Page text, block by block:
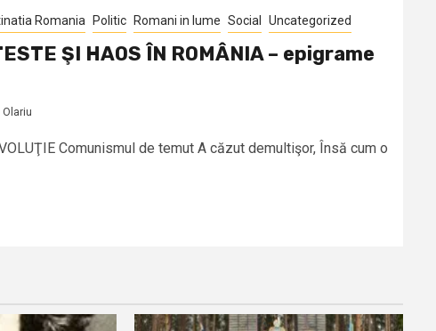
Romania Politic Romani in lume Social Uncategorized
ŞI HAOS ÎN ROMÂNIA – epigrame
Olariu
Comunismul de temut A căzut demultişor, Însă cum o